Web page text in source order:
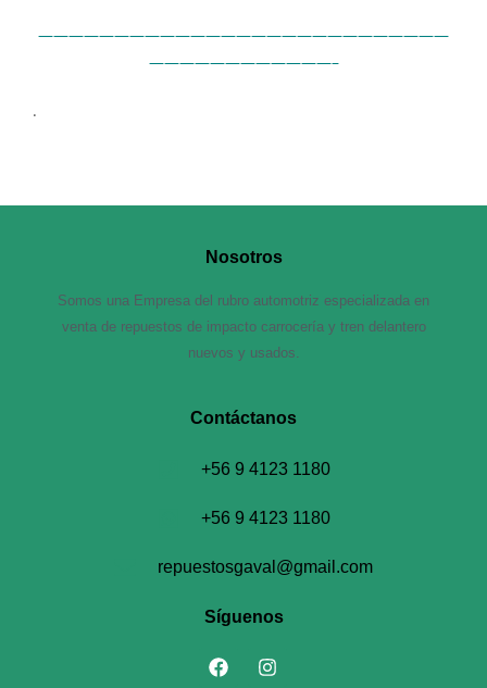
———————————————————————————
————————————–
.
Nosotros
Somos una Empresa del rubro automotriz especializada en
venta de repuestos de impacto carrocería y tren delantero
nuevos y usados.
Contáctanos​
+56 9 4123 1180
+56 9 4123 1180
repuestosgaval@gmail.com
Síguenos